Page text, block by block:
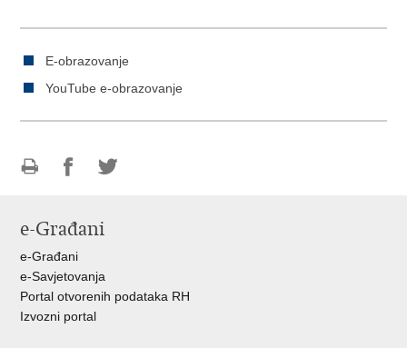
E-obrazovanje
YouTube e-obrazovanje
FacebookuTwitteru
e-Građani
e-Građani
e-Savjetovanja
Portal otvorenih podataka RH
Izvozni portal